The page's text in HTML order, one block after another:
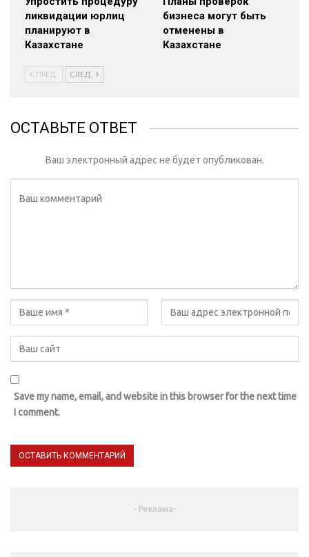
ликвидации юрлиц
планируют в
Казахстане
бизнеса могут быть
отменены в
Казахстане
ПРЕД. СЛЕД.
ОСТАВЬТЕ ОТВЕТ
Ваш электронный адрес не будет опубликован.
Save my name, email, and website in this browser for the next time
I comment.
- Реклама-